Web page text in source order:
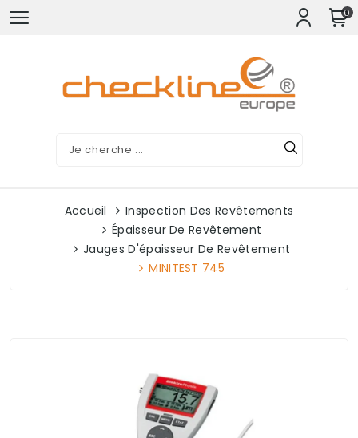
0
Accueil
Inspection Des Revêtements
Épaisseur De Revêtement
Jauges D'épaisseur De Revêtement
MINITEST 745